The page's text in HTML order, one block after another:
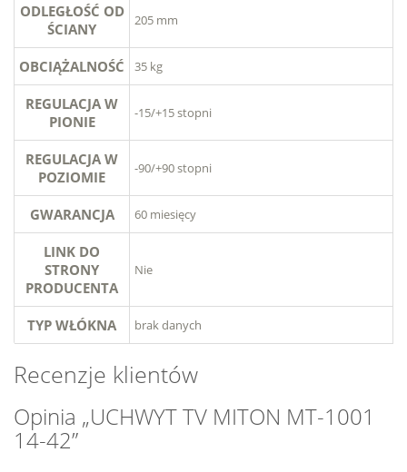
ODLEGŁOŚĆ OD
ŚCIANY
205 mm
OBCIĄŻALNOŚĆ 35 kg
REGULACJA W
PIONIE
-15/+15 stopni
REGULACJA W
POZIOMIE
-90/+90 stopni
GWARANCJA 60 miesięcy
LINK DO
STRONY
PRODUCENTA
Nie
TYP WŁÓKNA brak danych
Recenzje klientów
Opinia „UCHWYT TV MITON MT-1001
14-42”